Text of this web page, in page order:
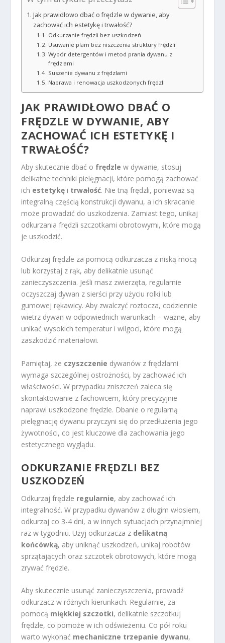
Jak prawidłowo dbać o frędzle w dywanie, aby
zachować ich estetykę i trwałość?
Odkurzanie frędzli bez uszkodzeń
Usuwanie plam bez niszczenia struktury frędzli
Wybór detergentów i metod prania dywanu z
frędzlami
Suszenie dywanu z frędzlami
Naprawa i renowacja uszkodzonych frędzli
JAK PRAWIDŁOWO DBAĆ O
FRĘDZLE W DYWANIE, ABY
ZACHOWAĆ ICH ESTETYKĘ I
TRWAŁOŚĆ?
Aby skutecznie dbać o frędzle w dywanie, stosuj
delikatne techniki pielęgnacji, które pomogą zachować
ich estetykę i trwałość. Nie tną frędzli, ponieważ są
integralną częścią konstrukcji dywanu, a ich skracanie
może prowadzić do uszkodzenia. Zamiast tego, unikaj
odkurzania frędzli szczotkami obrotowymi, które mogą
je uszkodzić.
Odkurzaj frędzle za pomocą odkurzacza z niską mocą
lub korzystaj z rąk, aby delikatnie usunąć
zanieczyszczenia. Jeśli masz zwierzęta, regularnie
oczyszczaj dywan z sierści przy użyciu rolki lub
gumowej rękawicy. Aby zwalczyć roztocza, codziennie
wietrz dywan w odpowiednich warunkach – ważne, aby
unikać wysokich temperatur i wilgoci, które mogą
zaszkodzić materiałowi.
Pamiętaj, że czyszczenie dywanów z frędzlami
wymaga szczególnej ostrożności, by zachować ich
właściwości. W przypadku zniszczeń zaleca się
skontaktowanie z fachowcem, który precyzyjnie
naprawi uszkodzone frędzle. Dbanie o regularną
pielęgnację dywanu przyczyni się do przedłużenia jego
żywotności, co jest kluczowe dla zachowania jego
estetycznego wyglądu.
ODKURZANIE FRĘDZLI BEZ
USZKODZEŃ
Odkurzaj frędzle regularnie, aby zachować ich
integralność. W przypadku dywanów z długim włosiem,
odkurzaj co 3-4 dni, a w innych sytuacjach przynajmniej
raz w tygodniu. Użyj odkurzacza z delikatną
końcówką, aby uniknąć uszkodzeń, unikaj robotów
sprzątających oraz szczotek obrotowych, które mogą
zrywać frędzle.
Aby skutecznie usunąć zanieczyszczenia, prowadź
odkurzacz w różnych kierunkach. Regularnie, za
pomocą miękkiej szczotki, delikatnie szczotkuj
frędzle, co pomoże w ich odświeżeniu. Co pół roku
warto wykonać mechaniczne trzepanie dywanu,